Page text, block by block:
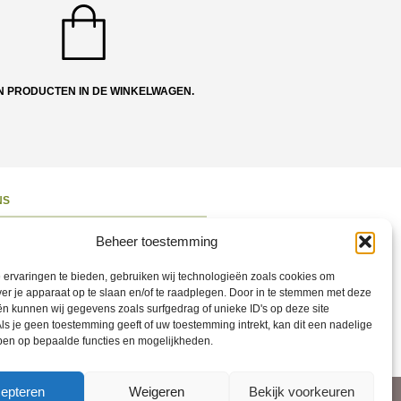
Beheer toestemming
ervaringen te bieden, gebruiken wij technologieën zoals cookies om
je apparaat op te slaan en/of te raadplegen. Door in te stemmen met deze
kunnen wij gegevens zoals surfgedrag of unieke ID's op deze site
je geen toestemming geeft of uw toestemming intrekt, kan dit een nadelige
op bepaalde functies en mogelijkheden.
Weigeren Bekijk voorkeuren
PRODUCTEN IN DE WINKELWAGEN.
opnemen
op Social